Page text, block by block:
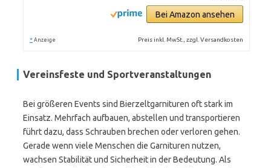
Bei Amazon ansehen
* Anzeige Preis inkl. MwSt., zzgl. Versandkosten
Vereinsfeste und Sportveranstaltungen
Bei größeren Events sind Bierzeltgarnituren oft stark im
Einsatz. Mehrfach aufbauen, abstellen und transportieren
führt dazu, dass Schrauben brechen oder verloren gehen.
Gerade wenn viele Menschen die Garnituren nutzen,
wachsen Stabilität und Sicherheit in der Bedeutung. Als